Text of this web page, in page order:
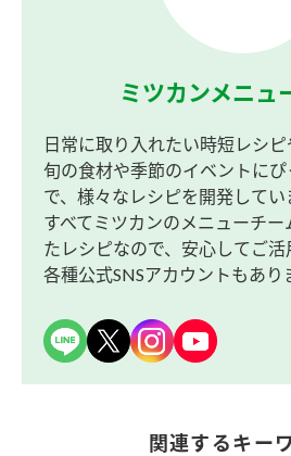
ミツカンメニュ
日常に取り入れたい時短レシピ
旬の食材や季節のイベントに
で、様々なレシピを開発してい
すべてミツカンのメニューチ
たレシピなので、安心してご活
各種公式SNSアカウントもあり
関連するキー